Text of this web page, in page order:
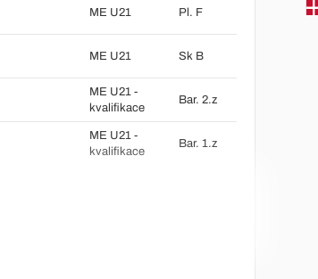
ME U21 Pl. F
ME U21 Sk B
ME U21 -
kvalifikace
Bar. 2.z
ME U21 -
kvalifikace
Bar. 1.z